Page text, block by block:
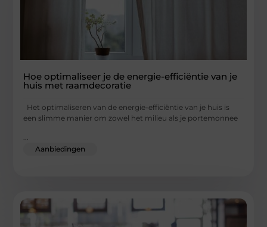
Hoe optimaliseer je de energie-efficiëntie van je
huis met raamdecoratie
Het optimaliseren van de energie-efficiëntie van je huis is
een slimme manier om zowel het milieu als je portemonnee
...
Aanbiedingen